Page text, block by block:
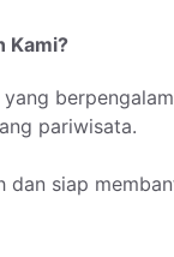
Kami?
pariwisata.
dan siap